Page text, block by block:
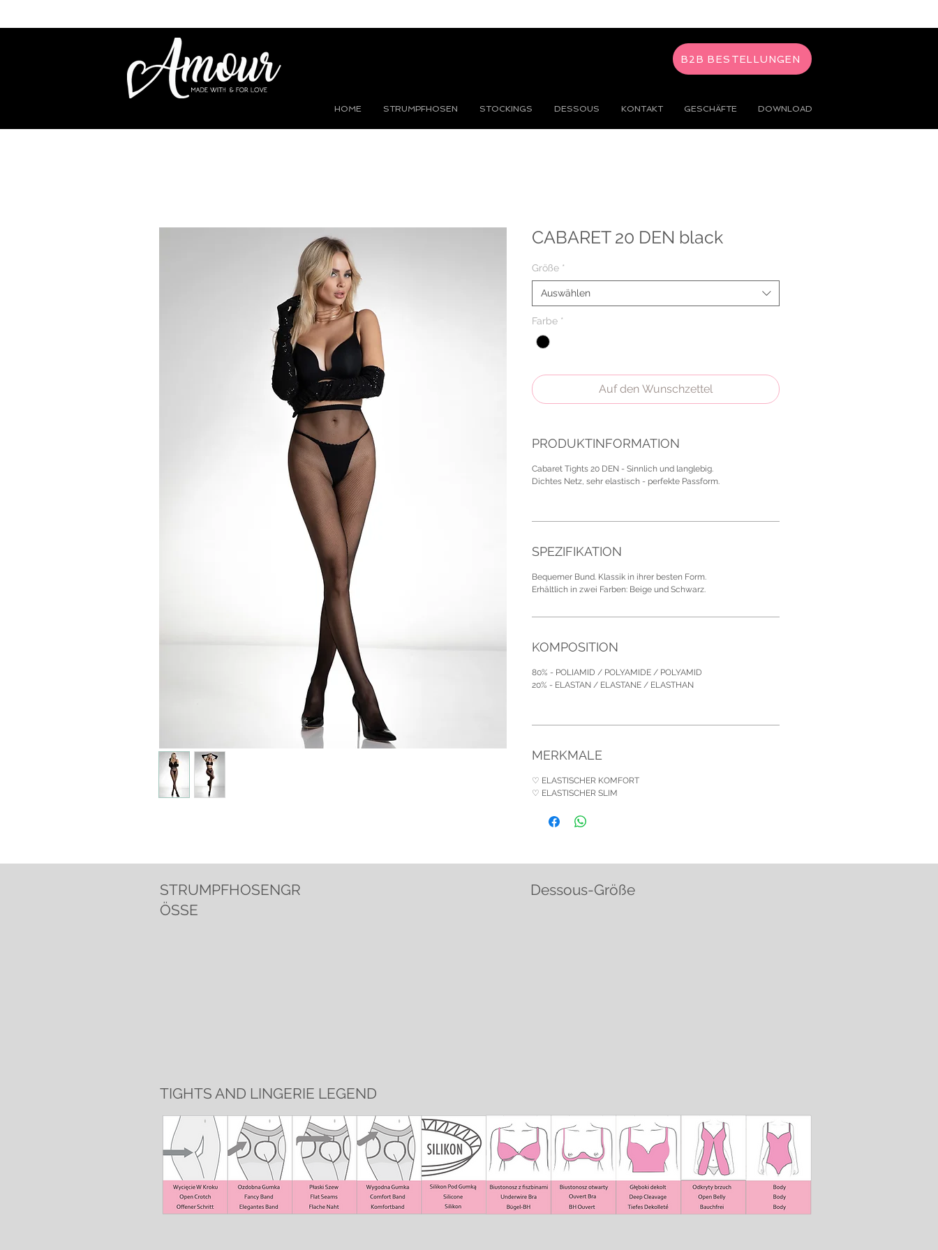
B2B BESTELLUNGEN
HOME STRUMPFHOSEN STOCKINGS DESSOUS KONTAKT GESCHÄFTE DOWNLOAD
CABARET 20 DEN black
Größe *
Auswählen
Farbe *
Auf den Wunschzettel
PRODUKTINFORMATION
Cabaret Tights 20 DEN - Sinnlich und langlebig.
Dichtes Netz, sehr elastisch - perfekte Passform.
SPEZIFIKATION
Bequemer Bund. Klassik in ihrer besten Form.
Erhältlich in zwei Farben: Beige und Schwarz.
KOMPOSITION
80% - POLIAMID / POLYAMIDE / POLYAMID
20% - ELASTAN / ELASTANE / ELASTHAN
MERKMALE
♡ ELASTISCHER KOMFORT
♡ ELASTISCHER SLIM
STRUMPFHOSENGR
ÖSSE
Dessous-Größe
TIGHTS AND LINGERIE LEGEND